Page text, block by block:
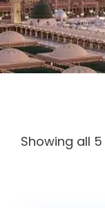
Showing all